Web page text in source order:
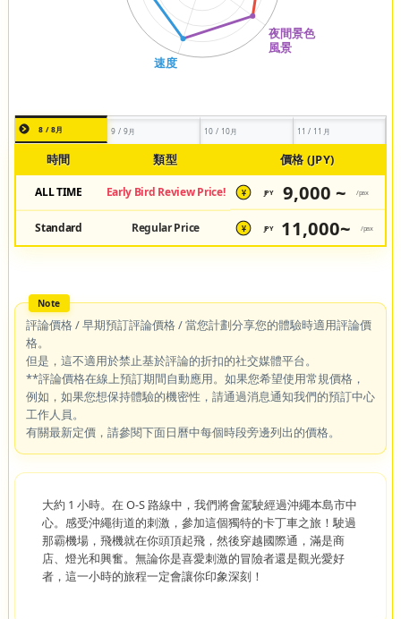
8 / 8月 9 / 9月 10 / 10月 11 / 11月
時間 類型 價格 (JPY)
ALL TIME Early Bird Review Price! ¥ JPY 9,000 ~ /pax
Standard Regular Price ¥ JPY 11,000~ /pax
評論價格 / 早期預訂評論價格 / 當您計劃分享您的體驗時適用評論價
格。
但是，這不適用於禁止基於評論的折扣的社交媒體平台。
**評論價格在線上預訂期間自動應用。如果您希望使用常規價格，
例如，如果您想保持體驗的機密性，請通過消息通知我們的預訂中心
工作人員。
有關最新定價，請參閱下面日曆中每個時段旁邊列出的價格。
大約 1 小時。在 O-S 路線中，我們將會駕駛經過沖繩本島市中
心。感受沖繩街道的刺激，參加這個獨特的卡丁車之旅！駛過
那霸機場，飛機就在你頭頂起飛，然後穿越國際通，滿是商
店、燈光和興奮。無論你是喜愛刺激的冒險者還是觀光愛好
者，這一小時的旅程一定會讓你印象深刻！